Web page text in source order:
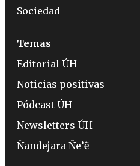
Sociedad
Temas
Editorial ÚH
Noticias positivas
Pódcast ÚH
Newsletters ÚH
Ñandejara Ñe’ẽ